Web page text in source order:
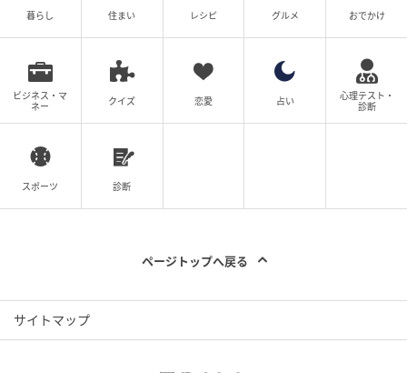
暮らし 住まい レシピ グルメ おでかけ
ビジネス・マ
ネー
クイズ 恋愛 占い
心理テスト・
診断
スポーツ 診断
ページトップへ戻る
サイトマップ